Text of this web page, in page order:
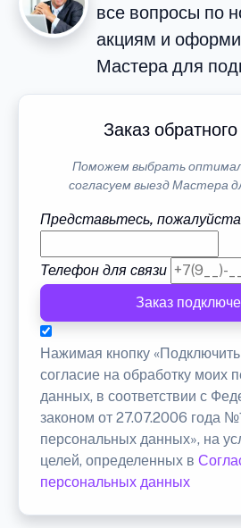
все вопросы по
акциям и
Мастера для
Заказ
Поможем выбрать
согласуем выезд Мастера
Представьтесь, пожалуйста
Телефон для связи
Заказ
Нажимая кнопку
согласие на обработку моих
данных, в соответствии с
законом от 27.07.2006 года
персональных данных», на
целей, определенных в
персональных данных